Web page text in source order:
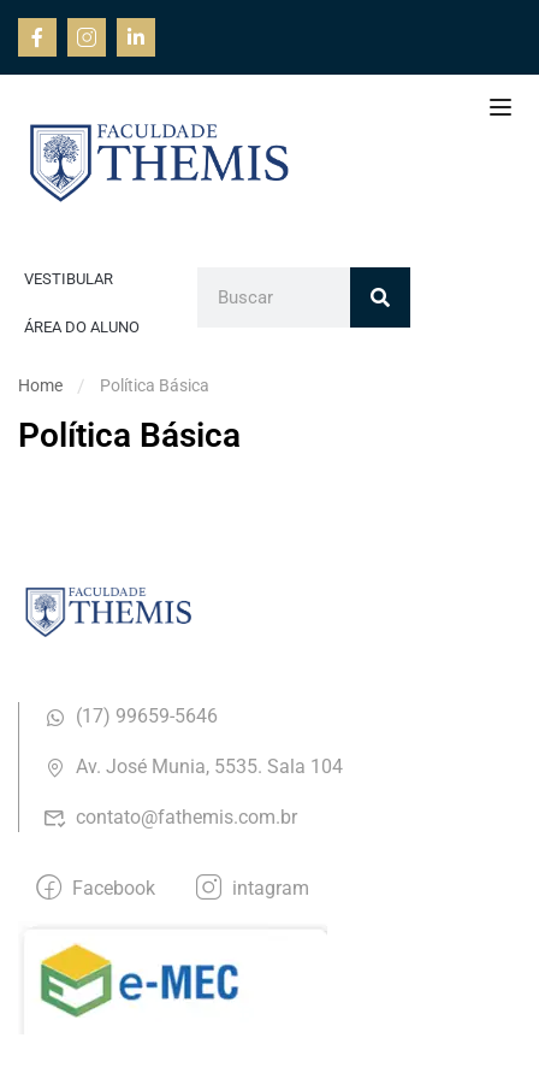
VESTIBULAR
ÁREA DO ALUNO
Home Política Básica
Política Básica
(17) ​99659-5646
Av. José Munia, 5535. Sala 104
contato@fathemis.com.br
Facebook intagram